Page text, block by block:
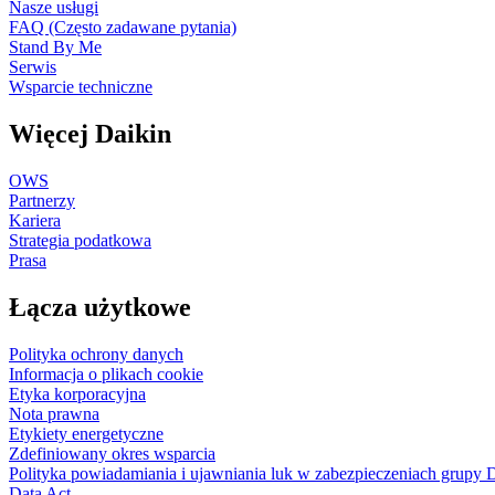
Nasze usługi
FAQ (Często zadawane pytania)
Stand By Me
Serwis
Wsparcie techniczne
Więcej Daikin
OWS
Partnerzy
Kariera
Strategia podatkowa
Prasa
Łącza użytkowe
Polityka ochrony danych
Informacja o plikach cookie
Etyka korporacyjna
Nota prawna
Etykiety energetyczne
Zdefiniowany okres wsparcia
Polityka powiadamiania i ujawniania luk w zabezpieczeniach grupy